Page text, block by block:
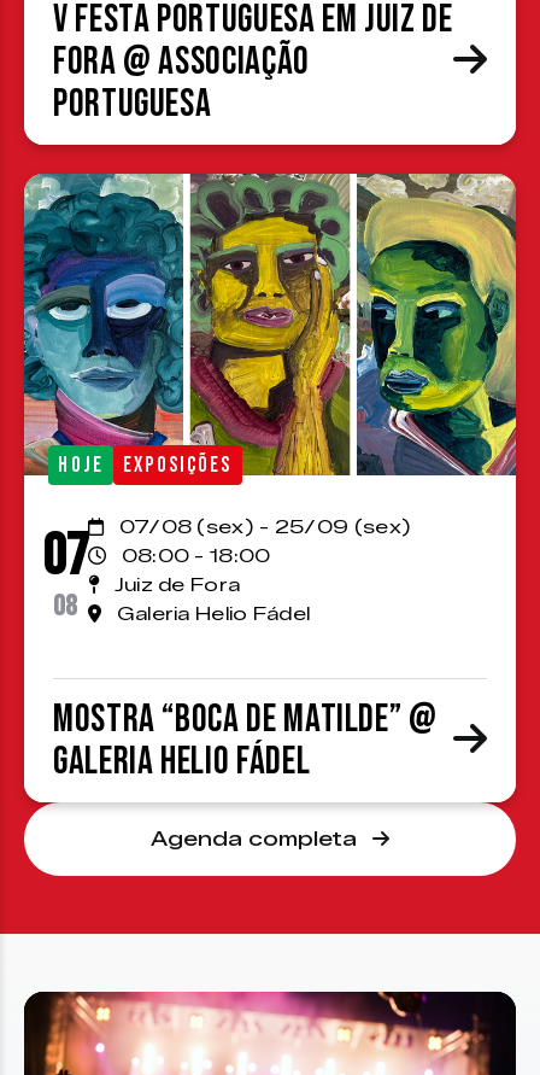
V Festa Portuguesa em Juiz de
Fora @ Associação
Portuguesa
HOJE EXPOSIÇÕES
07
08
07/08 (sex) - 25/09 (sex)
08:00 - 18:00
Juiz de Fora
Galeria Helio Fádel
Mostra “Boca de Matilde” @
Galeria Helio Fádel
Agenda completa